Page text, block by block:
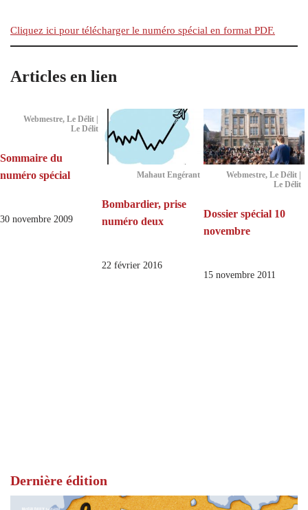
Cliquez ici pour télécharger le numéro spécial en format PDF.
Articles en lien
Webmestre, Le Délit |
Le Délit
Sommaire du
numéro spécial
30 novembre 2009
Mahaut Engérant
Bombardier, prise
numéro deux
22 février 2016
Webmestre, Le Délit |
Le Délit
Dossier spécial 10
novembre
15 novembre 2011
Dernière édition